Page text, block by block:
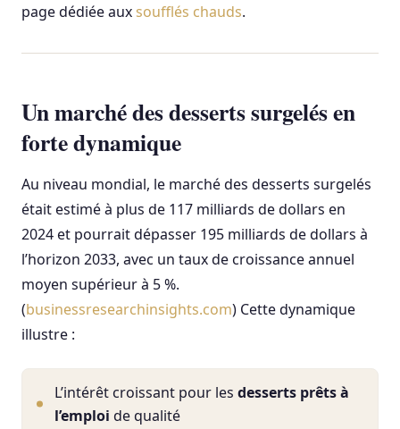
page dédiée auxsoufflés chauds.
Un marché des desserts surgelés en
forte dynamique
Au niveau mondial, le marché des desserts surgelés
était estimé à plus de 117 milliards de dollars en
2024 et pourrait dépasser 195 milliards de dollars à
l’horizon 2033, avec un taux de croissance annuel
moyen supérieur à 5 %.
(businessresearchinsights.com) Cette dynamique
illustre :
L’intérêt croissant pour les desserts prêts à
l’emploi de qualité